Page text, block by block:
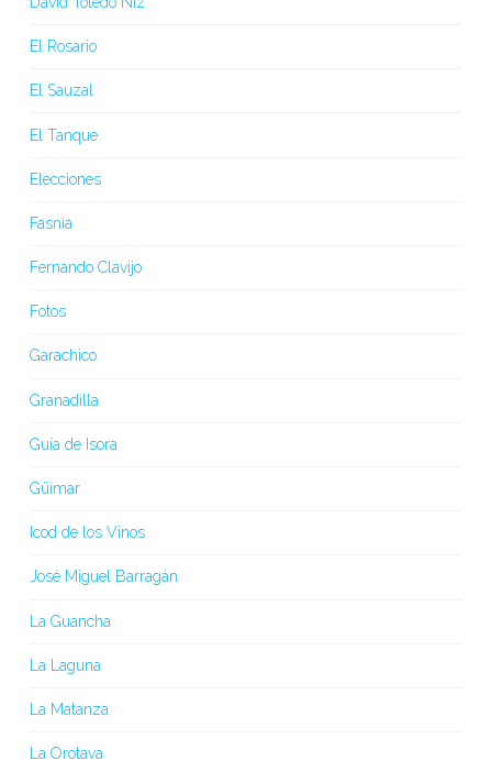
El Rosario
El Sauzal
El Tanque
Elecciones
Fasnia
Fernando Clavijo
Fotos
Garachico
Granadilla
Guía de Isora
Güímar
Icod de los Vinos
José Miguel Barragán
La Guancha
La Laguna
La Matanza
La Orotava